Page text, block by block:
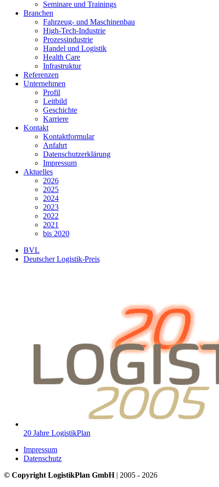
Seminare und Trainings
Branchen
Fahrzeug- und Maschinenbau
High-Tech-Industrie
Prozessindustrie
Handel und Logistik
Health Care
Infrastruktur
Referenzen
Unternehmen
Profil
Leitbild
Geschichte
Karriere
Kontakt
Kontaktformular
Anfahrt
Datenschutzerklärung
Impressum
Aktuelles
2026
2025
2024
2023
2022
2021
bis 2020
BVL
Deutscher Logistik-Preis
20 Jahre LogistikPlan
Impressum
Datenschutz
© Copyright LogistikPlan GmbH| 2005 - 2026